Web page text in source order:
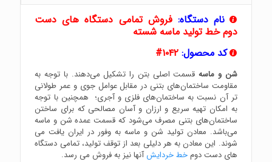
نام دستگاه: فروش تمامی دستگاه های دست
دوم خط تولید ماسه شسته
کد محصول: ۱۰۴۲#
شن و ماسهقسمت اصلی بتن را تشکیل می‌دهند. با توجه به
مقاومت ساختمان‌های بتنی در مقابل عوامل جوی و عمر طولانی
تر آن نسبت به ساختمان‌های فلزی و آجری؛ همچنین با توجه
به امکان تهیه سریع و ارزان و آسان مصالحی که برای ساختن
ساختمان‌های بتنی مصرف می‌شود که قسمت عمده شن و ماسه
می‌باشد. معادن تولید شن و ماسه به وفور در ایران یافت می
شوند. این معادن به هر دلیلی بعد از توقف تولید، تمامی دستگاه
های دست دومخط خردایشآنها نیز به فروش می رسد.